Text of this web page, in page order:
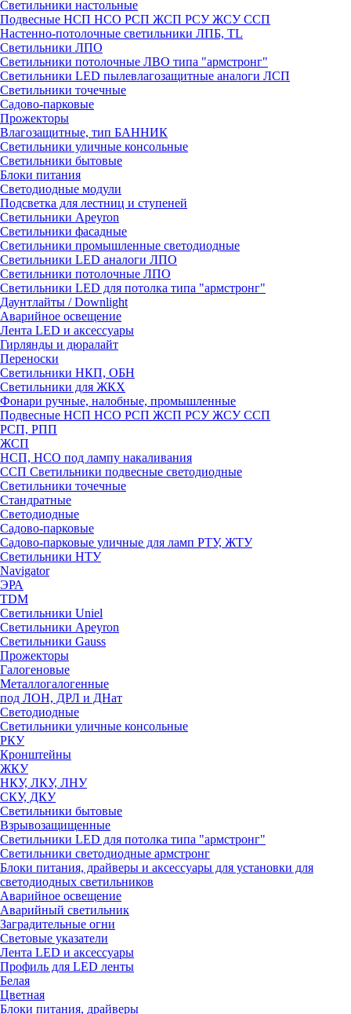
Светильники настольные
Подвесные НСП НСО РСП ЖСП РСУ ЖСУ ССП
Настенно-потолочные светильники ЛПБ, TL
Светильники ЛПО
Светильники потолочные ЛВО типа "армстронг"
Светильники LED пылевлагозащитные аналоги ЛСП
Светильники точечные
Садово-парковые
Прожекторы
Влагозащитные, тип БАННИК
Светильники уличные консольные
Светильники бытовые
Блоки питания
Светодиодные модули
Подсветка для лестниц и ступеней
Светильники Apeyron
Светильники фасадные
Светильники промышленные светодиодные
Светильники LED аналоги ЛПО
Светильники потолочные ЛПО
Светильники LED для потолка типа "армстронг"
Даунтлайты / Downlight
Аварийное освещение
Лента LED и аксессуары
Гирлянды и дюралайт
Переноски
Светильники НКП, ОБН
Светильники для ЖКХ
Фонари ручные, налобные, промышленные
Подвесные НСП НСО РСП ЖСП РСУ ЖСУ ССП
РСП, РПП
ЖСП
НСП, НСО под лампу накаливания
ССП Светильники подвесные светодиодные
Светильники точечные
Стандратные
Светодиодные
Садово-парковые
Садово-парковые уличные для ламп РТУ, ЖТУ
Светильники НТУ
Navigator
ЭРА
TDM
Светильники Uniel
Светильники Apeyron
Светильники Gauss
Прожекторы
Галогеновые
Металлогалогенные
под ЛОН, ДРЛ и ДНат
Светодиодные
Светильники уличные консольные
РКУ
Кронштейны
ЖКУ
НКУ, ЛКУ, ЛНУ
СКУ, ДКУ
Светильники бытовые
Взрывозащищенные
Светильники LED для потолка типа "армстронг"
Светильники светодиодные армстронг
Блоки питания, драйверы и аксессуары для установки для
светодиодных светильников
Аварийное освещение
Аварийный светильник
Заградительные огни
Световые указатели
Лента LED и аксессуары
Профиль для LED ленты
Белая
Цветная
Блоки питания, драйверы